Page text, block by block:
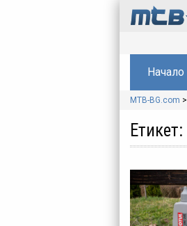
Начало
MTB-BG.com >
Етикет: